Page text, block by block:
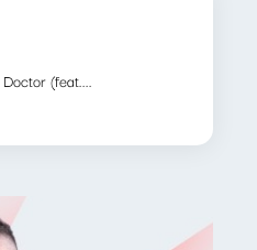
(feat....